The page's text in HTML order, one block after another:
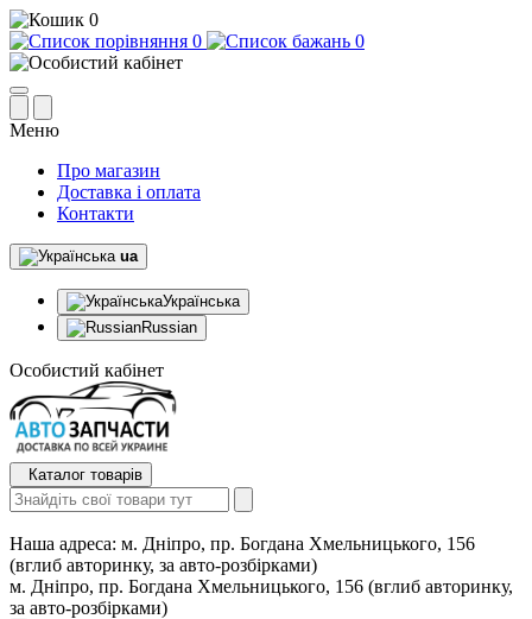
0
0
0
Меню
Про магазин
Доставка і оплата
Контакти
ua
Українська
Russian
Особистий кабінет
Каталог товарів
Наша адреса: м. Дніпро, пр. Богдана Хмельницького, 156
(вглиб авторинку, за авто-розбірками)
м. Дніпро, пр. Богдана Хмельницького, 156 (вглиб авторинку,
за авто-розбірками)